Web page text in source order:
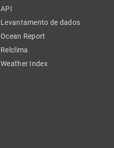
API
Levantamento de dados
Ocean Report
Relclima
Weather Index